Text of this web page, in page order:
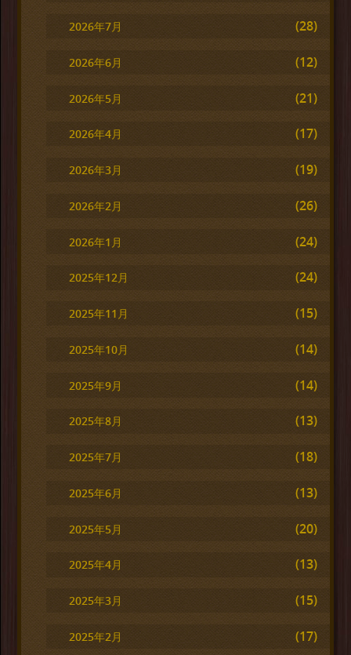
2026年7月 (28)
2026年6月 (12)
2026年5月 (21)
2026年4月 (17)
2026年3月 (19)
2026年2月 (26)
2026年1月 (24)
2025年12月 (24)
2025年11月 (15)
2025年10月 (14)
2025年9月 (14)
2025年8月 (13)
2025年7月 (18)
2025年6月 (13)
2025年5月 (20)
2025年4月 (13)
2025年3月 (15)
2025年2月 (17)